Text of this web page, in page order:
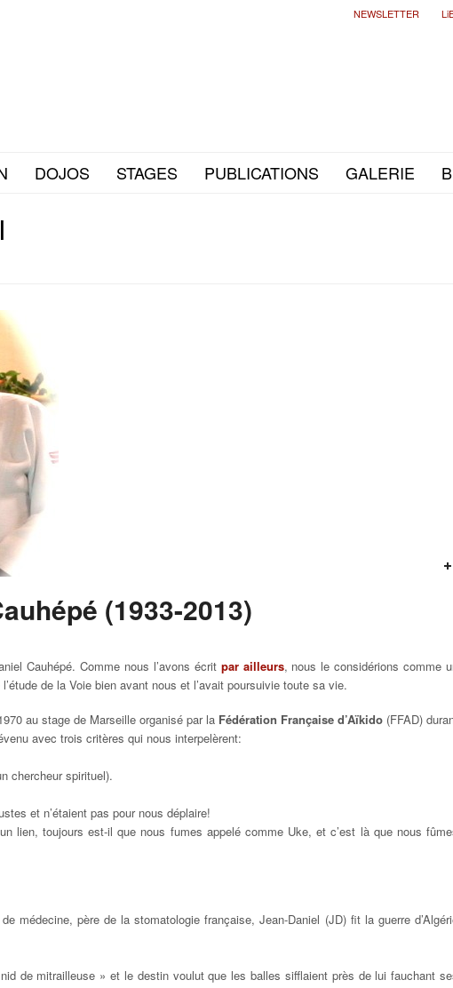
NEWSLETTER
DOJOS STAGES PUBLICATIONS GALERIE
(1933-2013)
Cauhépé. Comme nous l’avons écrit par ailleurs, nous le considérions comme
de la Voie bien avant nous et l’avait poursuivie toute sa vie.
au stage de Marseille organisé par la Fédération Française d’Aïkido (FFAD)
avec trois critères qui nous interpelèrent:
chercheur spirituel).
et n’étaient pas pour nous déplaire!
lien, toujours est-il que nous fumes appelé comme Uke, et c’est là que nous
médecine, père de la stomatologie française, Jean-Daniel (JD) fit la guerre
de mitrailleuse » et le destin voulut que les balles sifflaient près de lui fauchant